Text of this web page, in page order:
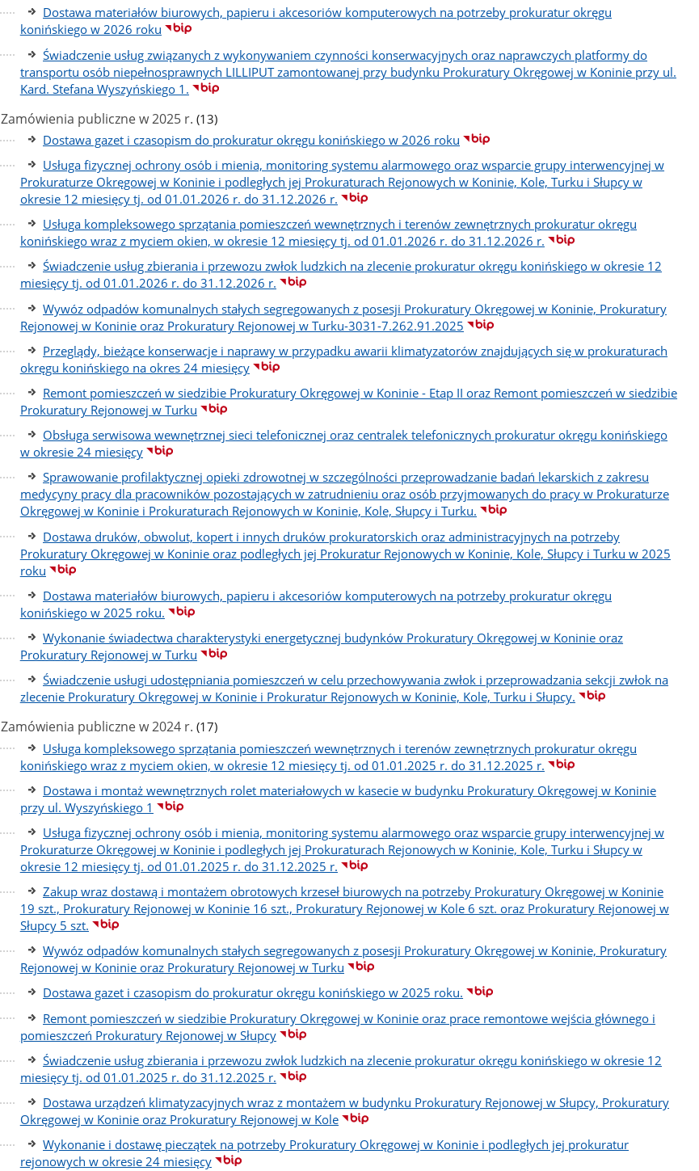
Dostawa materiałów biurowych, papieru i akcesoriów komputerowych na potrzeby prokuratur okręgu
konińskiego w 2026 roku
Świadczenie usług związanych z wykonywaniem czynności konserwacyjnych oraz naprawczych platformy do
transportu osób niepełnosprawnych LILLIPUT zamontowanej przy budynku Prokuratury Okręgowej w Koninie przy ul.
Kard. Stefana Wyszyńskiego 1.
Zamówienia publiczne w 2025 r. liczba
podstron
(13)
Dostawa gazet i czasopism do prokuratur okręgu konińskiego w 2026 roku
Usługa fizycznej ochrony osób i mienia, monitoring systemu alarmowego oraz wsparcie grupy interwencyjnej w
Prokuraturze Okręgowej w Koninie i podległych jej Prokuraturach Rejonowych w Koninie, Kole, Turku i Słupcy w
okresie 12 miesięcy tj. od 01.01.2026 r. do 31.12.2026 r.
Usługa kompleksowego sprzątania pomieszczeń wewnętrznych i terenów zewnętrznych prokuratur okręgu
konińskiego wraz z myciem okien, w okresie 12 miesięcy tj. od 01.01.2026 r. do 31.12.2026 r.
Świadczenie usług zbierania i przewozu zwłok ludzkich na zlecenie prokuratur okręgu konińskiego w okresie 12
miesięcy tj. od 01.01.2026 r. do 31.12.2026 r.
Wywóz odpadów komunalnych stałych segregowanych z posesji Prokuratury Okręgowej w Koninie, Prokuratury
Rejonowej w Koninie oraz Prokuratury Rejonowej w Turku-3031-7.262.91.2025
Przeglądy, bieżące konserwacje i naprawy w przypadku awarii klimatyzatorów znajdujących się w prokuraturach
okręgu konińskiego na okres 24 miesięcy
Remont pomieszczeń w siedzibie Prokuratury Okręgowej w Koninie - Etap II oraz Remont pomieszczeń w siedzibie
Prokuratury Rejonowej w Turku
Obsługa serwisowa wewnętrznej sieci telefonicznej oraz centralek telefonicznych prokuratur okręgu konińskiego
w okresie 24 miesięcy
Sprawowanie profilaktycznej opieki zdrowotnej w szczególności przeprowadzanie badań lekarskich z zakresu
medycyny pracy dla pracowników pozostających w zatrudnieniu oraz osób przyjmowanych do pracy w Prokuraturze
Okręgowej w Koninie i Prokuraturach Rejonowych w Koninie, Kole, Słupcy i Turku.
Dostawa druków, obwolut, kopert i innych druków prokuratorskich oraz administracyjnych na potrzeby
Prokuratury Okręgowej w Koninie oraz podległych jej Prokuratur Rejonowych w Koninie, Kole, Słupcy i Turku w 2025
roku
Dostawa materiałów biurowych, papieru i akcesoriów komputerowych na potrzeby prokuratur okręgu
konińskiego w 2025 roku.
Wykonanie świadectwa charakterystyki energetycznej budynków Prokuratury Okręgowej w Koninie oraz
Prokuratury Rejonowej w Turku
Świadczenie usługi udostępniania pomieszczeń w celu przechowywania zwłok i przeprowadzania sekcji zwłok na
zlecenie Prokuratury Okręgowej w Koninie i Prokuratur Rejonowych w Koninie, Kole, Turku i Słupcy.
Zamówienia publiczne w 2024 r. liczba
podstron
(17)
Usługa kompleksowego sprzątania pomieszczeń wewnętrznych i terenów zewnętrznych prokuratur okręgu
konińskiego wraz z myciem okien, w okresie 12 miesięcy tj. od 01.01.2025 r. do 31.12.2025 r.
Dostawa i montaż wewnętrznych rolet materiałowych w kasecie w budynku Prokuratury Okręgowej w Koninie
przy ul. Wyszyńskiego 1
Usługa fizycznej ochrony osób i mienia, monitoring systemu alarmowego oraz wsparcie grupy interwencyjnej w
Prokuraturze Okręgowej w Koninie i podległych jej Prokuraturach Rejonowych w Koninie, Kole, Turku i Słupcy w
okresie 12 miesięcy tj. od 01.01.2025 r. do 31.12.2025 r.
Zakup wraz dostawą i montażem obrotowych krzeseł biurowych na potrzeby Prokuratury Okręgowej w Koninie
19 szt., Prokuratury Rejonowej w Koninie 16 szt., Prokuratury Rejonowej w Kole 6 szt. oraz Prokuratury Rejonowej w
Słupcy 5 szt.
Wywóz odpadów komunalnych stałych segregowanych z posesji Prokuratury Okręgowej w Koninie, Prokuratury
Rejonowej w Koninie oraz Prokuratury Rejonowej w Turku
Dostawa gazet i czasopism do prokuratur okręgu konińskiego w 2025 roku.
Remont pomieszczeń w siedzibie Prokuratury Okręgowej w Koninie oraz prace remontowe wejścia głównego i
pomieszczeń Prokuratury Rejonowej w Słupcy
Świadczenie usług zbierania i przewozu zwłok ludzkich na zlecenie prokuratur okręgu konińskiego w okresie 12
miesięcy tj. od 01.01.2025 r. do 31.12.2025 r.
Dostawa urządzeń klimatyzacyjnych wraz z montażem w budynku Prokuratury Rejonowej w Słupcy, Prokuratury
Okręgowej w Koninie oraz Prokuratury Rejonowej w Kole
Wykonanie i dostawę pieczątek na potrzeby Prokuratury Okręgowej w Koninie i podległych jej prokuratur
rejonowych w okresie 24 miesięcy